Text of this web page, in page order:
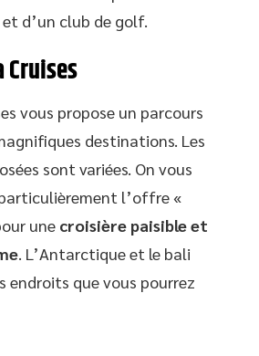
d’un club de golf.
vous propose un parcours
destinations. Les
sont variées. On vous
l’offre «
une croisière paisible et
. L’Antarctique et le bali
endroits que vous pourrez